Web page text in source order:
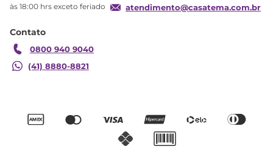
Garantia
às 18:00 hrs exceto feriado
atendimento@casatema.com.br
Contato
0800 940 9040
(41) 8880-8821